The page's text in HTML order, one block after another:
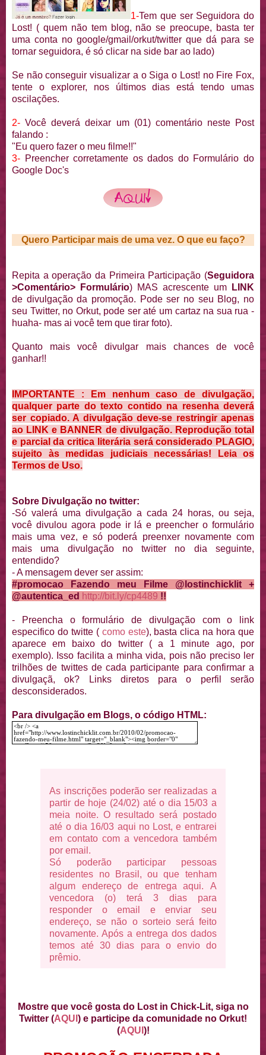
1-Tem que ser Seguidora do
Lost! ( quem não tem blog, não se preocupe, basta ter
uma conta no google/gmail/orkut/twitter que dá para se
tornar seguidora, é só clicar na side bar ao lado)
Se não conseguir visualizar a o Siga o Lost! no Fire Fox,
tente o explorer, nos últimos dias está tendo umas
oscilações.
2-Você deverá deixar um (01) comentário neste Post
falando :
"Eu quero fazer o meu filme!!"
3- Preencher corretamente os dados do Formulário do
Google Doc's
Quero Participar mais de uma vez. O que eu faço?
Repita a operação da Primeira Participação (Seguidora
>Comentário> Formulário) MAS acrescente um
LINK
de divulgação da promoção. Pode ser no seu Blog, no
seu Twitter, no Orkut, pode ser até um cartaz na sua rua -
huaha- mas ai você tem que tirar foto).
Quanto mais você divulgar mais chances de você
ganhar!!
IMPORTANTE : Em nenhum caso de divulgação,
qualquer parte do texto contido na resenha deverá
ser copiado. A divulgação deve-se restringir apenas
ao LINK e BANNER de divulgação. Reprodução total
e parcial da critica literária será considerado PLAGIO,
sujeito às medidas judiciais necessárias!
Leia os
Termos de Uso.
Sobre Divulgação no twitter:
-Só valerá uma divulgação a cada 24 horas, ou seja,
você divulou agora pode ir lá e preencher o formulário
mais uma vez, e só poderá preenxer novamente com
mais uma divulgação no twitter no dia seguinte,
entendido?
- A mensagem dever ser assim:
#promocao Fazendo meu Filme @lostinchicklit +
@autentica_ ed http://bit.ly/cp4489 !!
- Preencha o formulário de divulgação com o link
especifico do twitte (como este), basta clica na hora que
aparece em baixo do twitter ( a 1 minute ago, por
exemplo). Isso facilita a minha vida, pois não preciso ler
trilhões de twittes de cada participante para confirmar a
divulgaçã, ok? Links diretos para o perfil serão
desconsiderados.
Para divulgação em Blogs, o código HTML:
As inscrições poderão ser realizadas a
partir de hoje (24/02) até o dia 15/03 a
meia noite. O resultado será postado
até o dia 16/03 aqui no Lost, e entrarei
em contato com a vencedora também
por email.
Só poderão participar pessoas
residentes no Brasil, ou que tenham
algum endereço de entrega aqui.
A
vencedora (o) terá 3 dias para
responder o email e enviar seu
endereço, se não o sorteio será feito
novamente. Após a entrega dos dados
temos até 30 dias para o envio do
prêmio.
Mostre que você gosta do Lost in Chick-Lit, siga no
Twitter (AQUI ) e participe da comunidade no Orkut!
(AQUI )!